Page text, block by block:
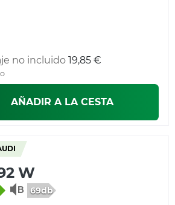
no incluido 19,85 €
AÑADIR A LA CESTA
W
69db